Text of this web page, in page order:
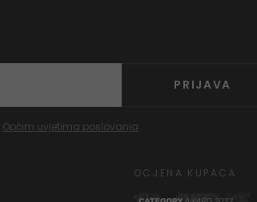
PRIJAVA
Općim uvjetima poslovanja
OCJENA KUPACA